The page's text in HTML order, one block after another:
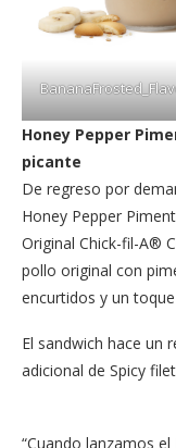
Honey Pepper
picante
De regreso por
Honey Pepper
Original Chick-fil-A®
pollo original con
encurtidos y un
El sandwich hace un
adicional de Spicy
“Cuando lanzamos